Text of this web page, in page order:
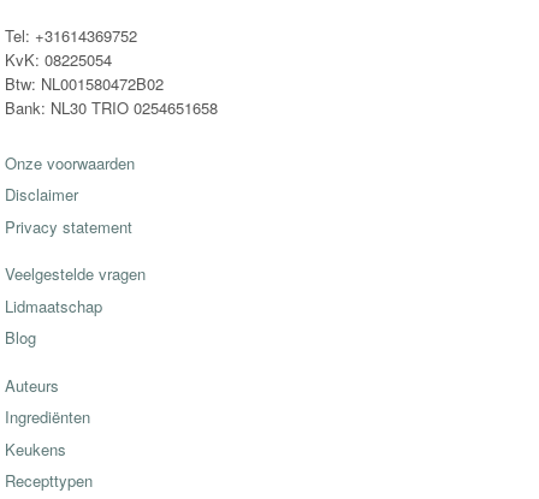
Tel: +31614369752
KvK: 08225054
Btw: NL001580472B02
Bank: NL30 TRIO 0254651658
Onze voorwaarden
Disclaimer
Privacy statement
Veelgestelde vragen
Lidmaatschap
Blog
Auteurs
Ingrediënten
Keukens
Recepttypen